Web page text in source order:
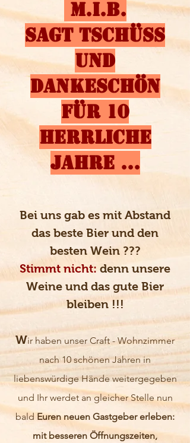
Bei uns gab es mit Abstand
das beste Bier und den
besten Wein ???
Stimmt nicht: denn unsere
Weine und das gute Bier
bleiben !!!
Wir haben unser Craft - Wohnzimmer
nach 10 schönen Jahren in
liebenswürdige Hände weitergegeben
und Ihr werdet an gleicher Stelle nun
bald Euren neuen Gastgeber erleben:
mit besseren Öffnungszeiten,
M.I.B.
sagt tschüss
und
Dankeschön
für 10
herrliche
Jahre ...